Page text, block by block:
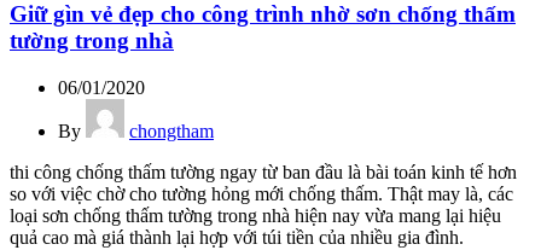
Giữ gìn vẻ đẹp cho công trình nhờ sơn chống thấm
tường trong nhà
06/01/2020
By
chongtham
thi công chống thấm tường ngay từ ban đầu là bài toán kinh tế hơn
so với việc chờ cho tường hỏng mới chống thấm. Thật may là, các
loại sơn chống thấm tường trong nhà hiện nay vừa mang lại hiệu
quả cao mà giá thành lại hợp với túi tiền của nhiều gia đình.